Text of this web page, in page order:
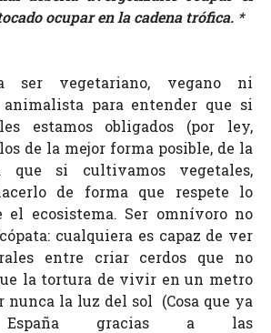
ocupar en la cadena trófica. *
ser vegetariano, vegano ni
para entender que si
estamos obligados (por ley,
de la mejor forma posible, de la
que si cultivamos vegetales,
de forma que respete lo
el ecosistema. Ser omnívoro no
cualquiera es capaz de ver
entre criar cerdos que no
la tortura de vivir en un metro
nunca la luz del sol (Cosa que ya
gracias a las